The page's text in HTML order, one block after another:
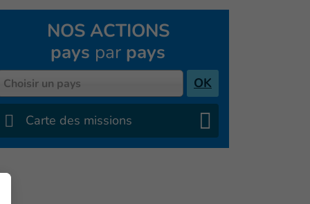
NOS ACTIONS
pays par pays
Choisir un pays OK
Carte des missions